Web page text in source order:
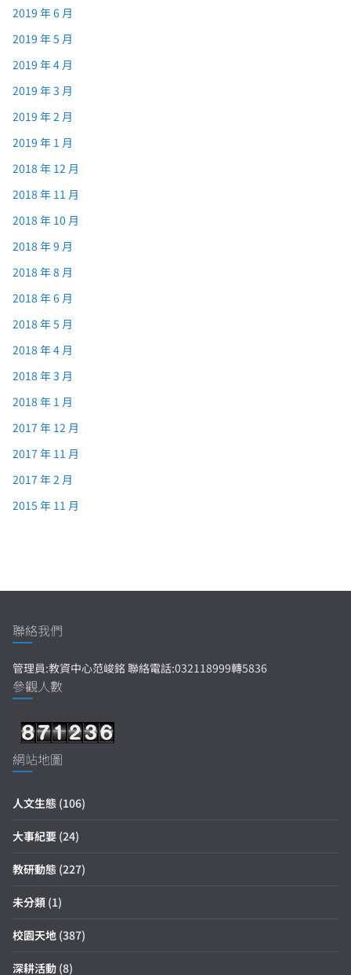
2019 年 6 月
2019 年 5 月
2019 年 4 月
2019 年 3 月
2019 年 2 月
2019 年 1 月
2018 年 12 月
2018 年 11 月
2018 年 10 月
2018 年 9 月
2018 年 8 月
2018 年 6 月
2018 年 5 月
2018 年 4 月
2018 年 3 月
2018 年 1 月
2017 年 12 月
2017 年 11 月
2017 年 2 月
2015 年 11 月
聯絡我們
管理員:教資中心范峻銘 聯絡電話:032118999轉5836
參觀人數
網站地圖
人文生態 (106)
大事紀要 (24)
教研動態 (227)
未分類 (1)
校園天地 (387)
深耕活動 (8)